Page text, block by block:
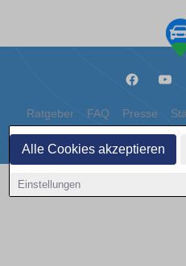
Alle Cookies akzeptieren
Einstellungen
Ratgeber FAQ Presse
Datenschutz
Copyright © 2000 - 2026 | 1A